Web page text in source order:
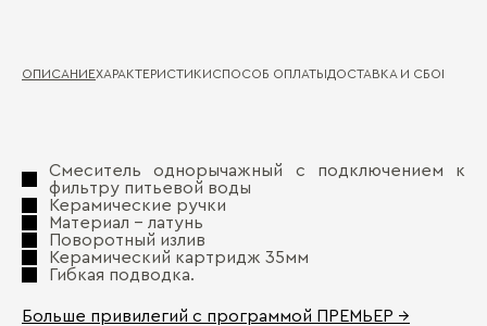
ОПИСАНИЕХАРАКТЕРИСТИКИСПОСОБ ОПЛАТЫДОСТАВКА И СБОРКА
Смеситель однорычажный с подключением к
фильтру питьевой воды
Керамические ручки
Материал - латунь
Поворотный излив
Керамический картридж 35мм
Гибкая подводка.
Больше привилегий с программой ПРЕМЬЕР →